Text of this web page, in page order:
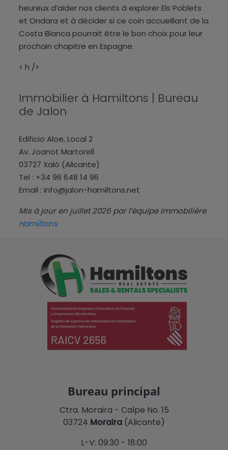
heureux d’aider nos clients à explorer Els Poblets
et Ondara et à décider si ce coin accueillant de la
Costa Blanca pourrait être le bon choix pour leur
prochain chapitre en Espagne.
< h />
Immobilier à Hamiltons | Bureau
de Jalon
Edificio Aloe, Local 2
Av. Joanot Martorell
03727 Xaló (Alicante)
Tel : +34 96 648 14 96
Email :info@jalon-hamiltons.net
Mis à jour en juillet 2026 par l’équipe immobilière
Hamiltons
Bureau principal
Ctra. Moraira - Calpe No. 15
03724 Moraira (Alicante)
L-V: 09:30 - 18:00